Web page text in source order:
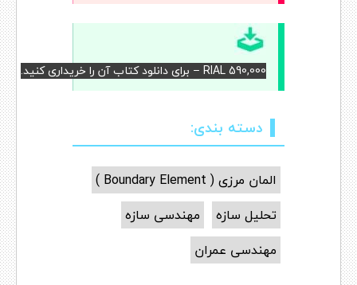
RIAL 590,000 – برای دانلود کتاب آن را خریداری کنید.
دسته بندی:
المان مرزی ( Boundary Element )
تحلیل سازه
مهندسی سازه
مهندسی عمران